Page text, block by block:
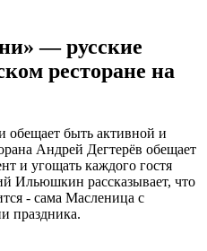
— русские
ресторане на
обещает быть активной и
Андрей Дегтерёв обещает
и угощать каждого гостя
Ильюшкин рассказывает, что
- сама Масленица с
праздника.